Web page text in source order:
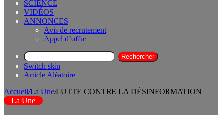
SCIENCE
VIDÉOS
ANNONCES
Avis de recrutement
Appel d’offre
Rechercher
Switch skin
Article Aléatoire
Accueil/La Une/LUTTE CONTRE LA DÉSINFORMATION
La Une